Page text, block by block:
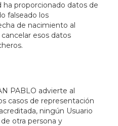
proporcionado datos de
falseado los
de nacimiento al
esos datos
PABLO advierte al
casos de representación
ningún Usuario
otra persona y